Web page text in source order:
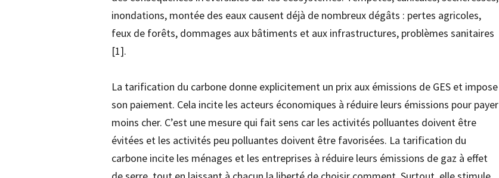
inondations, montée des eaux causent déjà de nombreux dégâts : pertes agricoles,
feux de forêts, dommages aux bâtiments et aux infrastructures, problèmes sanitaires
[1].
La tarification du carbone donne explicitement un prix aux émissions de GES et impose
son paiement. Cela incite les acteurs économiques à réduire leurs émissions pour payer
moins cher. C’est une mesure qui fait sens car les activités polluantes doivent être
évitées et les activités peu polluantes doivent être favorisées. La tarification du
carbone incite les ménages et les entreprises à réduire leurs émissions de gaz à effet